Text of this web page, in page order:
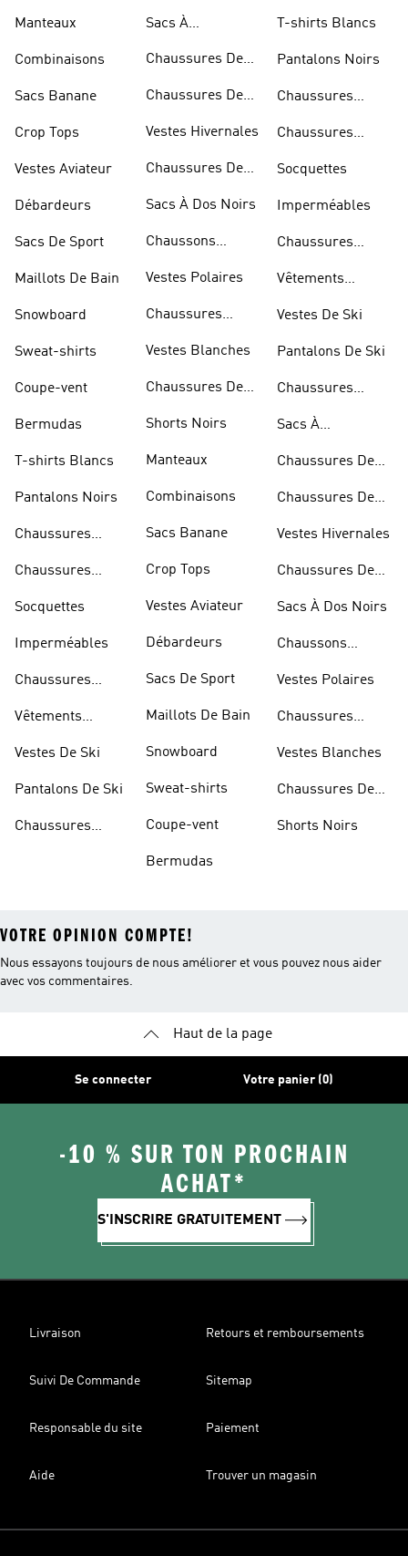
Manteaux
Combinaisons
Sacs Banane
Crop Tops
Vestes Aviateur
Débardeurs
Sacs De Sport
Maillots De Bain
Snowboard
Sweat-shirts
Coupe-vent
Bermudas
T-shirts Blancs
Pantalons Noirs
Chaussures
Chaussures
Socquettes
Imperméables
Chaussures
Vêtements
Vestes De Ski
Pantalons De Ski
Chaussures
Sacs À
Chaussures De
Chaussures De
Vestes Hivernales
Chaussures De
Sacs À Dos Noirs
Chaussons
Vestes Polaires
Chaussures
Vestes Blanches
Chaussures De
Shorts Noirs
Manteaux
Combinaisons
Sacs Banane
Crop Tops
Vestes Aviateur
Débardeurs
Sacs De Sport
Maillots De Bain
Snowboard
Sweat-shirts
Coupe-vent
Bermudas
T-shirts Blancs
Pantalons Noirs
Chaussures
Chaussures
Socquettes
Imperméables
Chaussures
Vêtements
Vestes De Ski
Pantalons De Ski
Chaussures
Sacs À
Chaussures De
Chaussures De
Vestes Hivernales
Chaussures De
Sacs À Dos Noirs
Chaussons
Vestes Polaires
Chaussures
Vestes Blanches
Chaussures De
Shorts Noirs
VOTRE OPINION COMPTE!
Nous essayons toujours de nous améliorer et vous pouvez nous aider
avec vos commentaires.
Haut de la page
Se connecter Votre panier (0)
-10 % SUR TON PROCHAIN
ACHAT*
S'INSCRIRE GRATUITEMENT
Livraison Retours et remboursements
Suivi De Commande Sitemap
Responsable du site Paiement
Aide Trouver un magasin